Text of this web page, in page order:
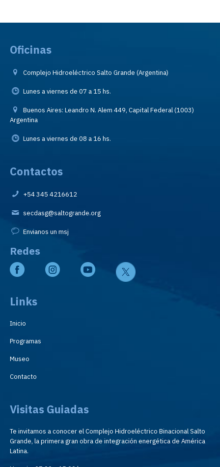
Oficinas
Complejo Hidroeléctrico Salto Grande (Argentina)
Lunes a viernes de 07 a 15 hs.
Buenos Aires: Leandro N. Alem 449, Capital Federal (1003)
Argentina
Lunes a viernes de 08 a 16 hs.
Contactos
+54 345 4216612
secdasg@saltogrande.org
Envianos un msj
Redes
Links
Inicio
Programas
Museo
Contacto
Visitas Guiadas
Te invitamos a conocer el Complejo Hidroeléctrico Binacional Salto
Grande, la primera gran obra de integración energética de América
Latina.